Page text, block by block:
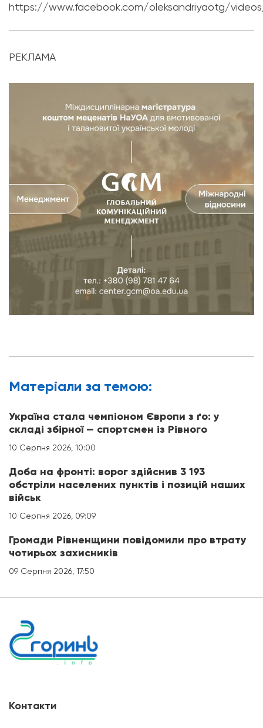
https://www.facebook.com/oleksandriyaotg/
РЕКЛАМА
Матерiали за темою:
Україна стала чемпіоном Європи з ґо: у
складі збірної — спортсмен із Рівного
10 Серпня 2026, 10:00
Доба на фронті: ворог здійснив 3 193
обстріли населених пунктів і позицій наших
військ
10 Серпня 2026, 09:09
Громади Рівненщини повідомили про втрату
чотирьох захисників
09 Серпня 2026, 17:50
Контакти